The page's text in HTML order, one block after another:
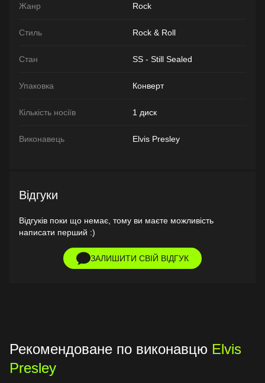
Жанр Rock
Стиль Rock & Roll
Стан SS - Still Sealed
Упаковка Конверт
Кількість носіїв 1 диск
Виконавець Elvis Presley
Відгуки
Відгуків поки що немає, тому ви маєте можливість
написати перший :)
ЗАЛИШИТИ СВІЙ ВІДГУК
Рекомендоване по виконавцю Elvis
Presley